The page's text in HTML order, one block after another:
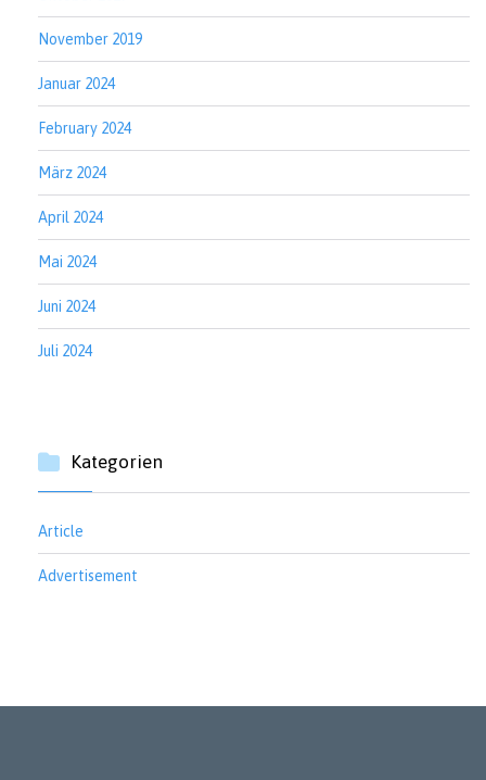
November 2019
Januar 2024
February 2024
März 2024
April 2024
Mai 2024
Juni 2024
Juli 2024
Kategorien
Article
Advertisement